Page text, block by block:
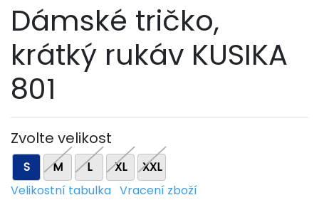
Dámské tričko,
krátký rukáv KUSIKA
801
Zvolte velikost
S M L XL
XXL
Velikostní tabulka Vracení zboží